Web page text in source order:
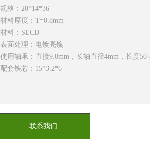
规格：20*14*36
材料厚度：T=0.8mm
材料：SECD
表面处理：电镀亮镍
使用轴承：直接9.0mm，长轴直径4mm，长度50-
配套铁芯：15*3.2*6
联系我们